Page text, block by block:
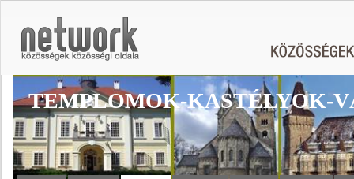
TEMPLOMOK-KASTÉLYOK-